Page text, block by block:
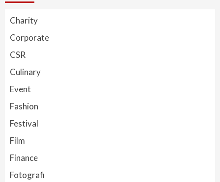
Charity
Corporate
CSR
Culinary
Event
Fashion
Festival
Film
Finance
Fotografi